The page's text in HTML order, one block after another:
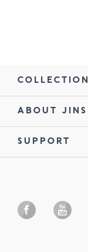
COLLECTION
ABOUT JINS
SUPPORT